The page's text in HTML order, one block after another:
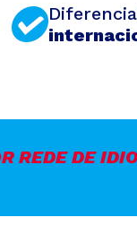
REDE DE